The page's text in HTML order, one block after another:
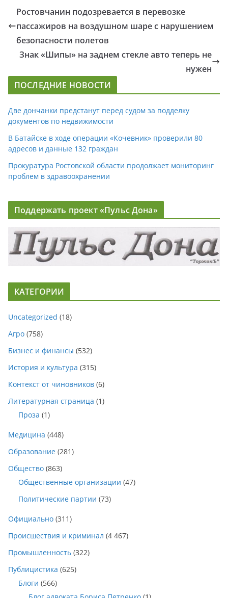
Ростовчанин подозревается в перевозке
пассажиров на воздушном шаре с нарушением
безопасности полетов
Знак «Шипы» на заднем стекле авто теперь не
нужен
ПОСЛЕДНИЕ НОВОСТИ
Две дончанки предстанут перед судом за подделку
документов по недвижимости
В Батайске в ходе операции «Кочевник» проверили 80
адресов и данные 132 граждан
Прокуратура Ростовской области продолжает мониторинг
проблем в здравоохранении
Поддержать проект «Пульс Дона»
КАТЕГОРИИ
Uncategorized (18)
Агро (758)
Бизнес и финансы (532)
История и культура (315)
Контекст от чиновников (6)
Литературная страница (1)
Проза (1)
Медицина (448)
Образование (281)
Общество (863)
Общественные организации (47)
Политические партии (73)
Официально (311)
Происшествия и криминал (4 467)
Промышленность (322)
Публицистика (625)
Блоги (566)